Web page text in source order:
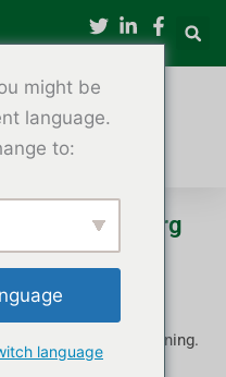
en waarborg
is 'n beduidende
masjiene benodig
tegniese ondersteuning.
diens en
might be
language.
to:
language